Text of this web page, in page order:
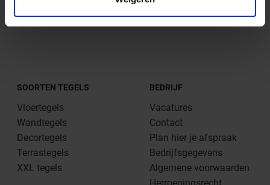
NL803455562B01
SOORTEN TEGELS
Vloertegels
Wandtegels
Decortegels
Terrastegels
XXL tegels
BEDRIJF
Vacatures
Contact
Plan hier je afspraak
Bedrijfsgegevens
Algemene voorwaarden
Herroepingsrecht